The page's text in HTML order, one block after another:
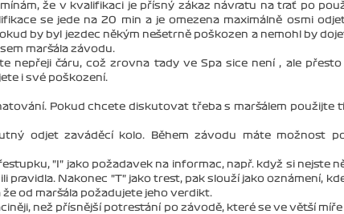
že v kvalifikaci je přísný zákaz návratu na trať po
se jede na 20 min a je omezena maximálně osmi
by byl jezdec někým nešetrně poškozen a nemohl by
maršála závodu.
nepřeji čáru, což zrovna tady ve Spa sice není , ale přesto
i své poškození.
Pokud chcete diskutovat třeba s maršálem použijte
odjet zaváděcí kolo. Během závodu máte možnost
"I" jako požadavek na informac, např. když si nejste
pravidla. Nakonec "T" jako trest, pak slouží jako oznámení,
od maršála požadujete jeho verdikt.
než přísnější potrestání po závodě, které se ve větší